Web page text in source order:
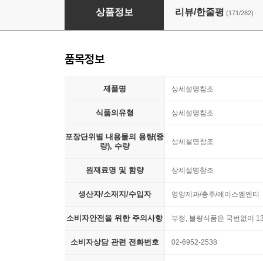
감자알칩 볶음고추맛
상품정보 리뷰/한줄평 (171/282)
품목정보
제품명 상세설명참조
식품의유형 상세설명참조
포장단위별 내용물의 용량(중
량), 수량
상세설명참조
원재료명 및 함량 상세설명참조
생산자/소재지/수입자 영양제과/충주/에이스엠앤티
소비자안전을 위한 주의사항 부정, 불량식품은 국번없이
소비자상담 관련 전화번호 02-6952-2538